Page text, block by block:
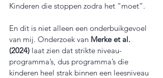
Kinderen die stoppen zodra het “moet”.
En dit is niet alleen een onderbuikgevoel
van mij. Onderzoek van Merke et al.
(2024) laat zien dat strikte niveau-
programma’s, dus programma’s die
kinderen heel strak binnen een leesniveau